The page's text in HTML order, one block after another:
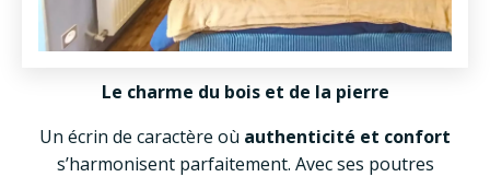
Le charme du bois et de la pierre
Un écrin de caractère où authenticité et confort
s’harmonisent parfaitement. Avec ses poutres